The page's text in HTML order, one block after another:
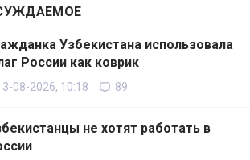
Узбекистана использовала
России как коврик
3-08-2026, 10:18 89
не хотят работать в